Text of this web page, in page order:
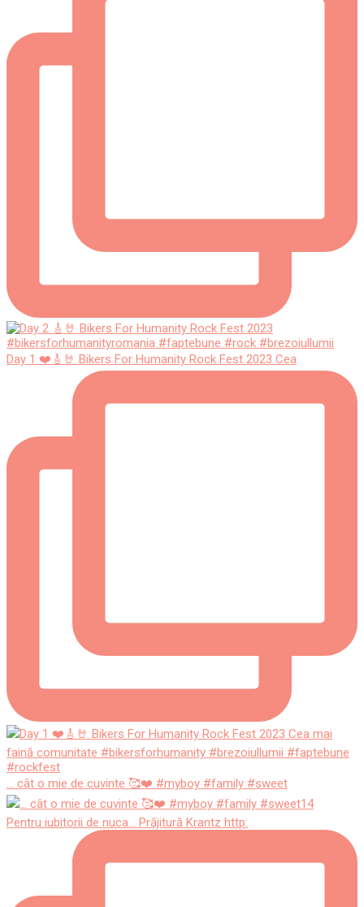
Day 1 ❤️🎸🤘 Bikers For Humanity Rock Fest 2023 Cea
... cât o mie de cuvinte 🥰❤️ #myboy #family #sweet
Pentru iubitorii de nuca... Prăjitură Krantz http: